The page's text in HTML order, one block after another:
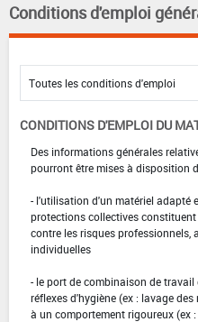
Conditions d'emploi
CONDITIONS D'EMPLOI DU
Des informations générales
pourront être mises à disposition
- l'utilisation d'un matériel adapté
protections collectives
contre les risques professionnels,
individuelles
- le port de combinaison de
réflexes d'hygiène (ex : lavage
à un comportement rigoureux (ex